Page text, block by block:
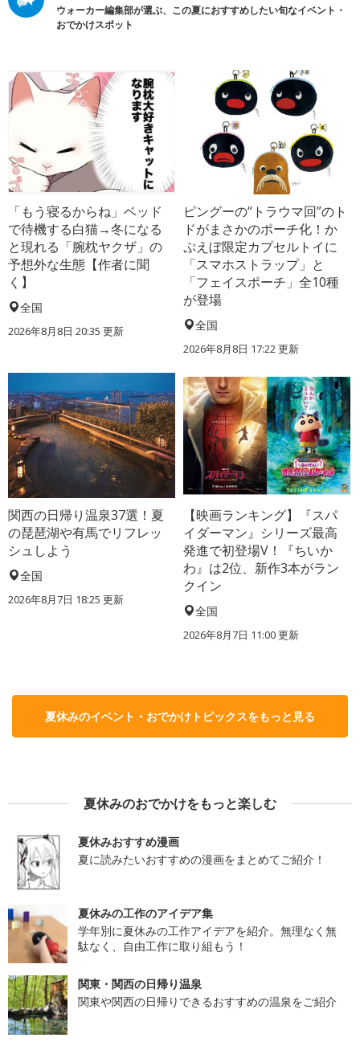
ウォーカー編集部が選ぶ、この夏におすすめしたい旬なイベント・
おでかけスポット
「もう寝るからね」ベッド
で待機する白猫→冬になる
と現れる「腕枕ヤクザ」の
予想外な生態【作者に聞
く】
全国
2026年8月8日 20:35 更新
ピングーの“トラウマ回”のト
ドがまさかのポーチ化！か
ぷえぼ限定カプセルトイに
「スマホストラップ」と
「フェイスポーチ」全10種
が登場
全国
2026年8月8日 17:22更新
関西の日帰り温泉37選！夏
の琵琶湖や有馬でリフレッ
シュしよう
全国
2026年8月7日 18:25 更新
【映画ランキング】『スパ
イダーマン』シリーズ最高
発進で初登場V！『ちいか
わ』は2位、新作3本がラン
クイン
全国
2026年8月7日 11:00更新
夏休みのイベント・おでかけトピックスをもっと見る
夏休みのおでかけをもっと楽しむ
夏休みおすすめ漫画
夏に読みたいおすすめの漫画をまとめてご紹介！
夏休みの工作のアイデア集
学年別に夏休みの工作アイデアを紹介。無理なく無
駄なく、自由工作に取り組もう！
関東・関西の日帰り温泉
関東や関西の日帰りできるおすすめの温泉をご紹介